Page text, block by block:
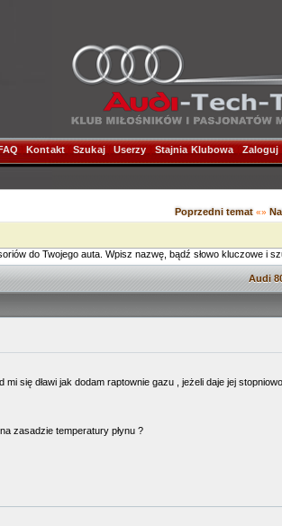
|Kontakt| Szukaj| Userzy Stajnia Klubowa Zaloguj
Poprzedni temat «»
do Twojego auta. Wpisz nazwę, bądź słowo kluczowe i
Audi
się dławi jak dodam raptownie gazu , jeżeli daje jej stopniowo
zasadzie temperatury płynu ?